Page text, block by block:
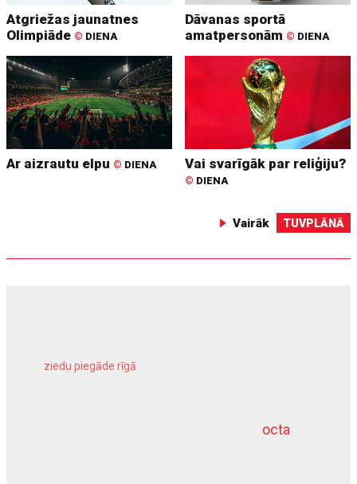
Atgriežas jaunatnes
Olimpiāde © DIENA
Dāvanas sportā
amatpersonām © DIENA
Ar aizrautu elpu © DIENA Vai svarīgāk par reliģiju?
© DIENA
Vairāk TUVPLĀNĀ
octa
ziedu piegāde rīgā
dziļurbums